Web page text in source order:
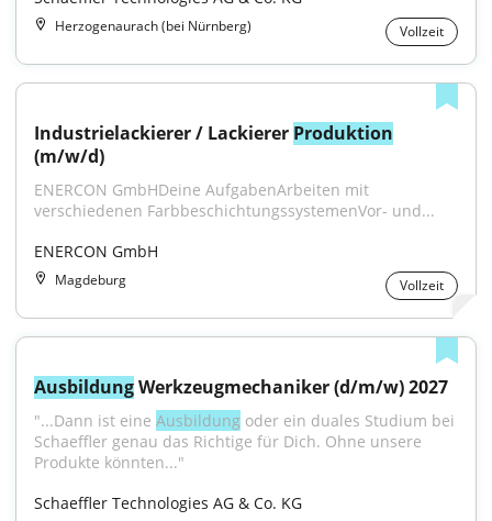
Herzogenaurach (bei Nürnberg) Vollzeit
Industrielackierer / Lackierer Produktion
(m/w/d)
ENERCON GmbHDeine AufgabenArbeiten mit
verschiedenen FarbbeschichtungssystemenVor- und...
ENERCON GmbH
Magdeburg Vollzeit
Ausbildung Werkzeugmechaniker (d/m/w) 2027
"...Dann ist eine Ausbildung oder ein duales Studium bei
Schaeffler genau das Richtige für Dich. Ohne unsere
Produkte könnten..."
Schaeffler Technologies AG & Co. KG